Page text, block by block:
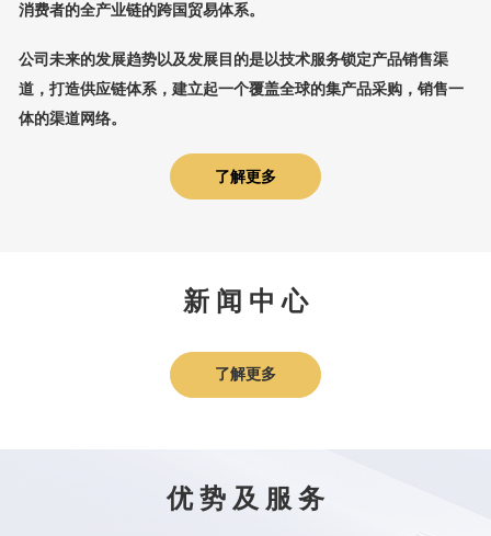
消费者的全产业链的跨国贸易体系。
公司未来的发展趋势以及发展目的是以技术服务锁定产品销售渠
道，打造供应链体系，建立起一个覆盖全球的集产品采购，销售一
体的渠道网络。
了解更多
新 闻 中 心
了解更多
优 势 及 服 务